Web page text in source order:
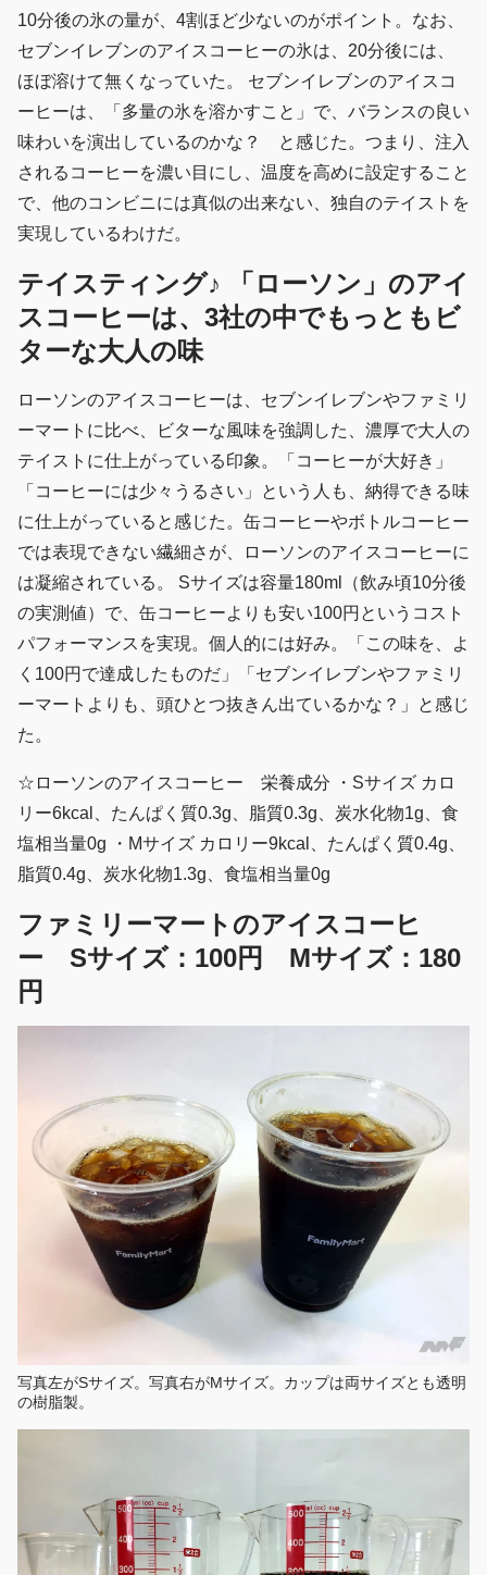
10分後の氷の量が、4割ほど少ないのがポイント。なお、
セブンイレブンのアイスコーヒーの氷は、20分後には、
ほぼ溶けて無くなっていた。 セブンイレブンのアイスコ
ーヒーは、「多量の氷を溶かすこと」で、バランスの良い
味わいを演出しているのかな？ と感じた。つまり、注入
されるコーヒーを濃い目にし、温度を高めに設定すること
で、他のコンビニには真似の出来ない、独自のテイストを
実現しているわけだ。
テイスティング♪ 「ローソン」のアイ
スコーヒーは、3社の中でもっともビ
ターな大人の味
ローソンのアイスコーヒーは、セブンイレブンやファミリ
ーマートに比べ、ビターな風味を強調した、濃厚で大人の
テイストに仕上がっている印象。「コーヒーが大好き」
「コーヒーには少々うるさい」という人も、納得できる味
に仕上がっていると感じた。缶コーヒーやボトルコーヒー
では表現できない繊細さが、ローソンのアイスコーヒーに
は凝縮されている。 Sサイズは容量180ml（飲み頃10分後
の実測値）で、缶コーヒーよりも安い100円というコスト
パフォーマンスを実現。個人的には好み。「この味を、よ
く100円で達成したものだ」「セブンイレブンやファミリ
ーマートよりも、頭ひとつ抜きん出ているかな？」と感じ
た。
☆ローソンのアイスコーヒー 栄養成分 ・Sサイズ カロ
リー6kcal、たんぱく質0.3g、脂質0.3g、炭水化物1g、食
塩相当量0g ・Mサイズ カロリー9kcal、たんぱく質0.4g、
脂質0.4g、炭水化物1.3g、食塩相当量0g
ファミリーマートのアイスコーヒ
ー Sサイズ：100円 Mサイズ：180
円
写真左がSサイズ。写真右がMサイズ。カップは両サイズとも透明
の樹脂製。